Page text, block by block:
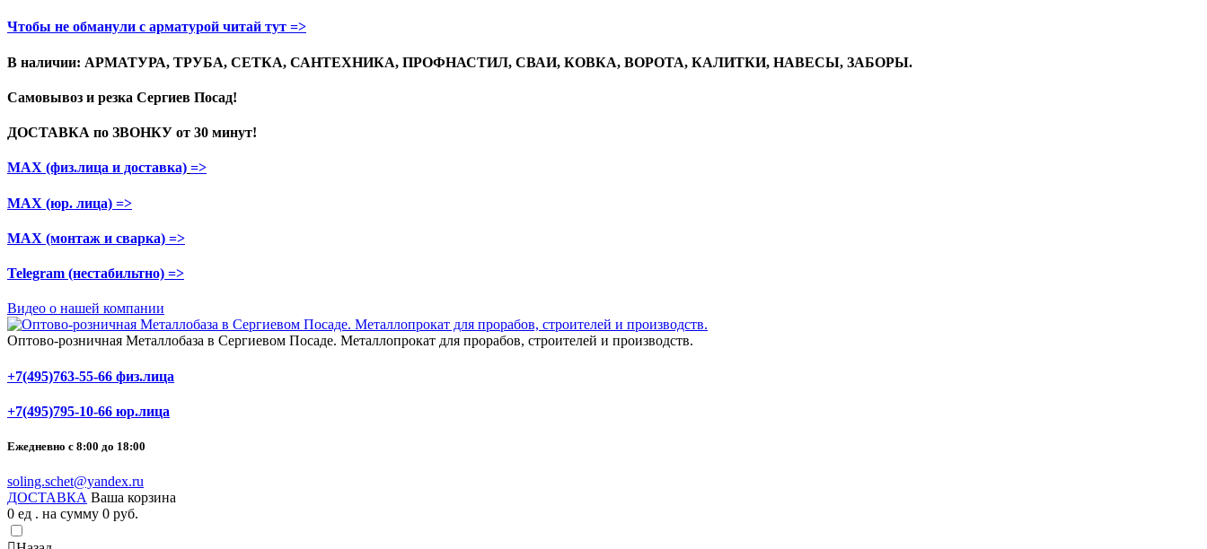
Чтобы не обманули с арматурой читай тут =>
В наличии: АРМАТУРА, ТРУБА, СЕТКА, САНТЕХНИКА, ПРОФНАСТИЛ, СВАИ, КОВКА, ВОРОТА, КАЛИТКИ, НАВЕСЫ, ЗАБОРЫ.
Самовывоз и резка Сергиев Посад!
ДОСТАВКА по ЗВОНКУ от 30 минут!
МАХ (физ.лица и доставка) =>
МАХ (юр. лица) =>
МАХ (монтаж и сварка) =>
Telegram (нестабильтно) =>
Видео о нашей компании
Оптово-розничная Металлобаза в Сергиевом Посаде. Металлопрокат для прорабов, строителей и производств.
+7(495)763-55-66 физ.лица
+7(495)795-10-66 юр.лица
Ежедневно с 8:00 до 18:00
soling.schet@yandex.ru
ДОСТАВКА Ваша корзина
0 ед . на сумму 0 pуб.